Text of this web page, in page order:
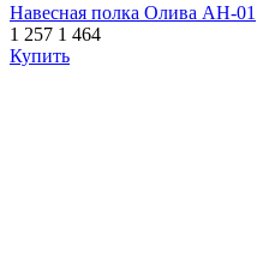
Навесная полка Олива АН-01
1 257 1 464
Купить